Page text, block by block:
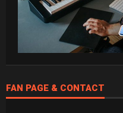
FAN PAGE & CONTACT